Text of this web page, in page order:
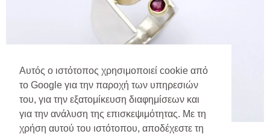
Αυτός ο ιστότοπος χρησιμοποιεί cookie από
το Google για την παροχή των υπηρεσιών
του, για την εξατομίκευση διαφημίσεων και
για την ανάλυση της επισκεψιμότητας. Με τη
χρήση αυτού του ιστότοπου, αποδέχεστε τη